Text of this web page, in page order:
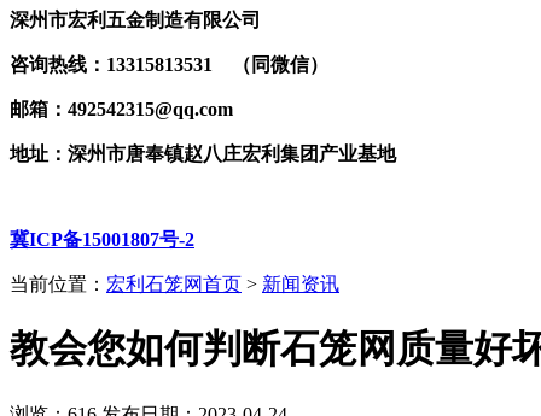
深州市宏利五金制造有限公司
咨询热线：13315813531 （同微信）
邮箱：492542315@qq.com
地址：深州市唐奉镇赵八庄宏利集团产业基地
冀ICP备15001807号-2
当前位置： 宏利石笼网首页 > 新闻资讯
教会您如何判断石笼网质量好